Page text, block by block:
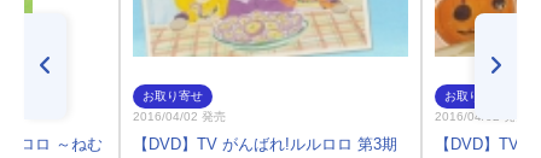
ロロ ～ねむ
お取り寄せ
2016/04/02 発売
【DVD】TV がんばれ!ルルロロ 第3期
お取り寄せ
2016/04/02 発売
【DVD】TV